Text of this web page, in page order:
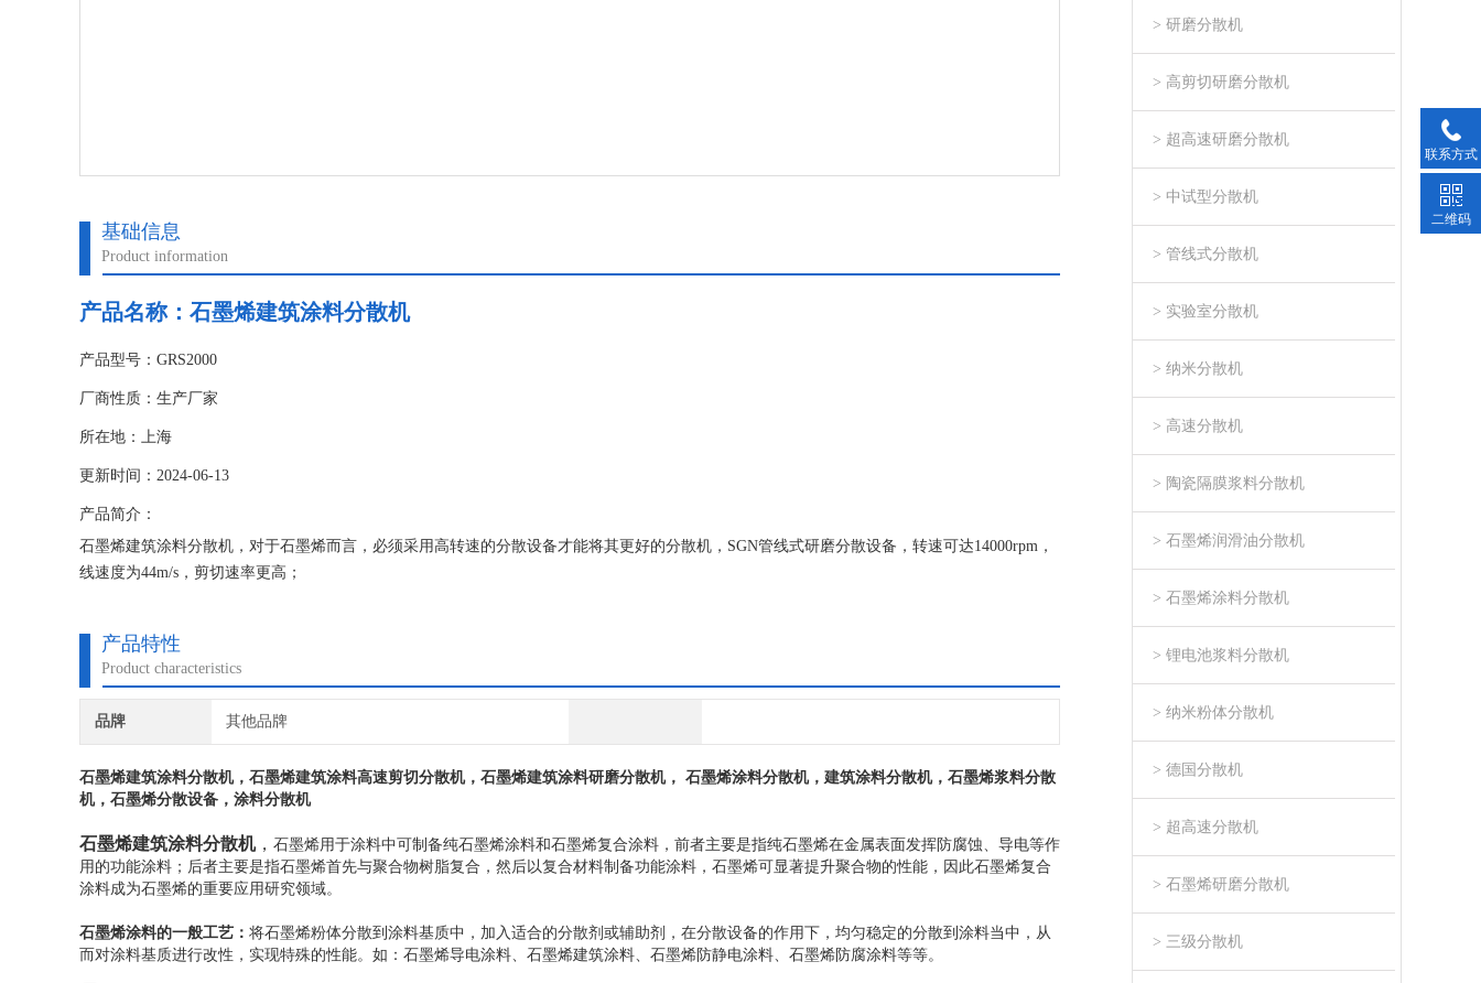
基础信息
Product information
产品名称：石墨烯建筑涂料分散机
产品型号：GRS2000
厂商性质：生产厂家
所在地：上海
更新时间：2024-06-13
产品简介：
石墨烯建筑涂料分散机，对于石墨烯而言，必须采用高转速的分散设备才能将其更好的分散机，SGN管线式研磨分散设备，转速可达14000rpm，
线速度为44m/s，剪切速率更高；
产品特性
Product characteristics
品牌 其他品牌
石墨烯建筑涂料分散机，石墨烯建筑涂料高速剪切分散机，石墨烯建筑涂料研磨分散机， 石墨烯涂料分散机，建筑涂料分散机，石墨烯浆料分散
机，石墨烯分散设备，涂料分散机
石墨烯建筑涂料分散机， 石墨烯用于涂料中可制备纯石墨烯涂料和石墨烯复合涂料，前者主要是指纯石墨烯在金属表面发挥防腐蚀、导电等作
用的功能涂料；后者主要是指石墨烯首先与聚合物树脂复合，然后以复合材料制备功能涂料，石墨烯可显著提升聚合物的性能，因此石墨烯复合
涂料成为石墨烯的重要应用研究领域。
石墨烯涂料的一般工艺： 将石墨烯粉体分散到涂料基质中，加入适合的分散剂或辅助剂，在分散设备的作用下，均匀稳定的分散到涂料当中，从
而对涂料基质进行改性，实现特殊的性能。如：石墨烯导电涂料、石墨烯建筑涂料、石墨烯防静电涂料、石墨烯防腐涂料等等。
> 研磨分散机
> 高剪切研磨分散机
> 超高速研磨分散机
> 中试型分散机
> 管线式分散机
> 实验室分散机
> 纳米分散机
> 高速分散机
> 陶瓷隔膜浆料分散机
> 石墨烯润滑油分散机
> 石墨烯涂料分散机
> 锂电池浆料分散机
> 纳米粉体分散机
> 德国分散机
> 超高速分散机
> 石墨烯研磨分散机
> 三级分散机
联系方式
二维码